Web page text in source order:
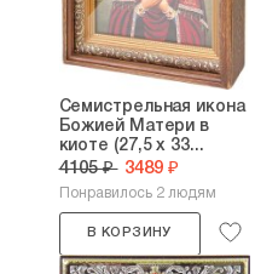
Семистрельная икона
Божией Матери в
киоте (27,5 х 33...
4105 ₽ 3489 ₽
Понравилось 2 людям
В КОРЗИНУ